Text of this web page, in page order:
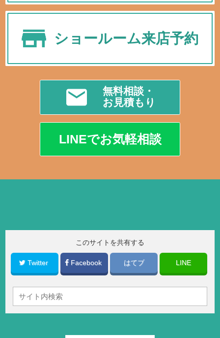
ショールーム来店予約
無料相談・
お見積もり
LINEでお気軽相談
このサイトを共有する
Twitter Facebook はてブ LINE